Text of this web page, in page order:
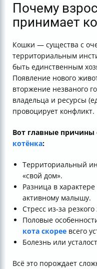
Почему
принимает
Кошки — существа с
территориальным
быть единственным
Появление нового
вторжение незваного
владельца и ресурсы
провоцирует конфликт.
Вот главные причины
котёнка:
Территориальный
«свой дом».
Разница в
активному малышу.
Стресс из-за
Половые
кота скорее всего
Болезнь или
Всё это порождает